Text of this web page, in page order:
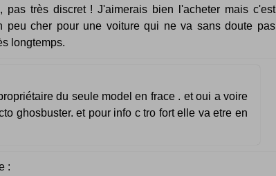
pas très discret ! J'aimerais bien l'acheter mais c'est
peu cher pour une voiture qui ne va sans doute pas
longtemps.
du seule model en frace . et oui a voire
ghosbuster. et pour info c tro fort elle va etre en
: